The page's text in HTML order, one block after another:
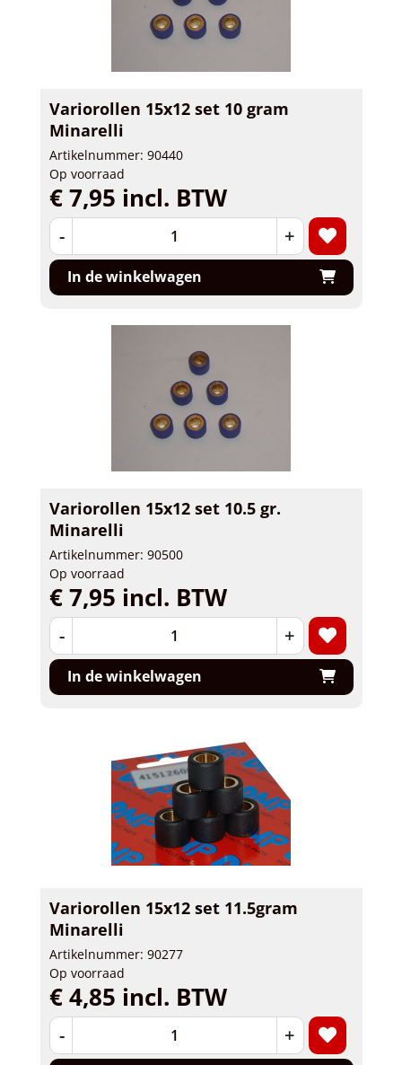
Variorollen 15x12 set 10 gram
Minarelli
Artikelnummer: 90440
Op voorraad
€ 7,95 incl. BTW
- +
In de winkelwagen
Variorollen 15x12 set 10.5 gr.
Minarelli
Artikelnummer: 90500
Op voorraad
€ 7,95 incl. BTW
- +
In de winkelwagen
Variorollen 15x12 set 11.5gram
Minarelli
Artikelnummer: 90277
Op voorraad
€ 4,85 incl. BTW
- +